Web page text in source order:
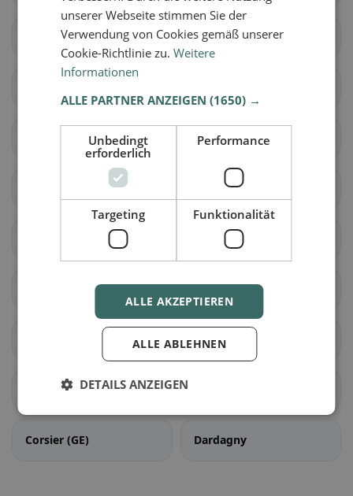
Avusy
Carouge (GE)
Céligny
Chêne-Bougeries
Chêne-Bourg Choulex
Collonge-Bellerive
Cologny
Corsier (GE) Dardagny
unserer Webseite stimmen Sie der
Verwendung von Cookies gemäß unserer
Cookie-Richtlinie zu.Weitere
Informationen
ALLE PARTNER ANZEIGEN(1650) →
Unbedingt
erforderlich
Performance
Targeting Funktionalität
ALLE AKZEPTIEREN
ALLE ABLEHNEN
DETAILS ANZEIGEN